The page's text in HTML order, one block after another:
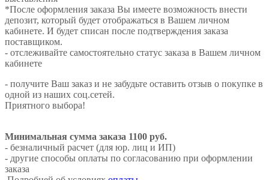
*После оформления заказа Вы имеете возможность внести
депозит, который будет отображаться в Вашем личном
кабинете. И будет списан после подтверждения заказа
поставщиком.
- отслеживайте самостоятельно статус заказа в Вашем личном
кабинете
- получите Ваш заказ и не забудьте оставить отзыв о покупке в
одной из наших соц.сетей.
Приятного выбора!
Минимальная сумма заказа 1100 руб.
- безналичный расчет (для юр. лиц и ИП)
- другие способы оплаты по согласованию при оформлении
заказа